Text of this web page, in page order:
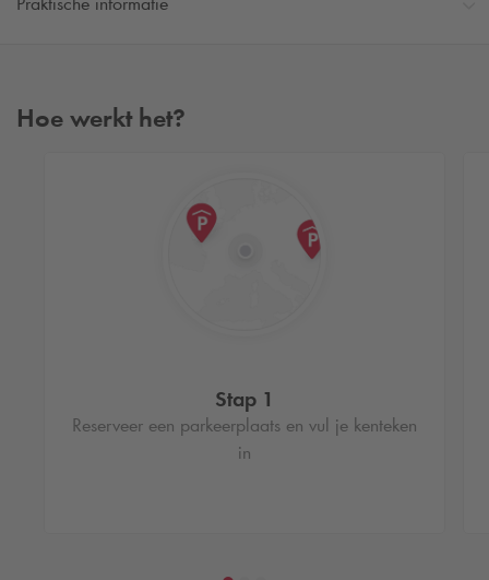
Hoe werkt het?
Stap 1
Reserveer een parkeerplaats en vul je kenteken
in